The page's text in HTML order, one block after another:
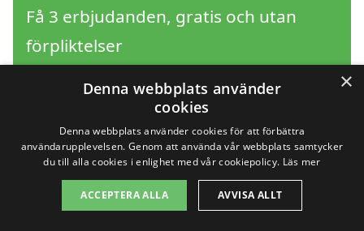
Få 3 erbjudanden, gratis och utan
förpliktelser
Sök efter en
professionell för
trapprenovering i andra
×
Denna webbplats använder
cookies
Denna webbplats använder cookies för att förbättra
användarupplevelsen. Genom att använda vår webbplats samtycker
du till alla cookies i enlighet med vår cookiepolicy. Läs mer
ACCEPTERA ALLA AVVISA ALLT